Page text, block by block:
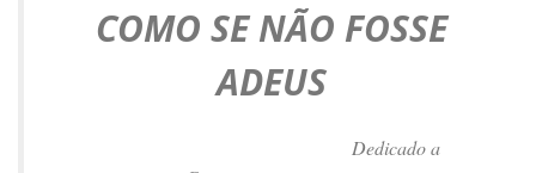
COMO SE NÃO FOSSE
ADEUS
Dedicado a